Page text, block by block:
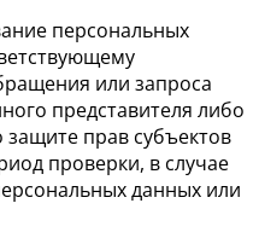
персональных
или запроса
представителя либо
прав субъектов
проверки, в случае
данных или